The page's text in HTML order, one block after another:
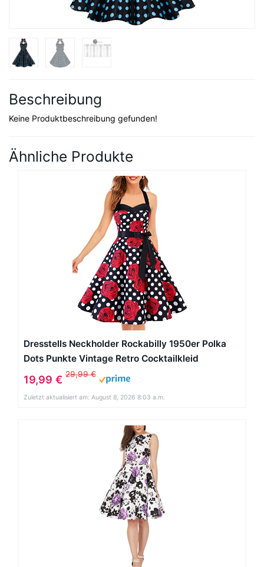
Beschreibung
Keine Produktbeschreibung gefunden!
Ähnliche Produkte
Dresstells Neckholder Rockabilly 1950er Polka
Dots Punkte Vintage Retro Cocktailkleid
Petticoat Faltenrock Black Red Rose Dot M
19,99 € 29,99 €
Zuletzt aktualisiert am: August 8, 2026 8:03 a.m.